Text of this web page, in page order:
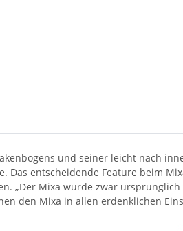
und seiner leicht nach
Das entscheidende Feature beim
„Der Mixa wurde zwar
den Mixa in allen erdenklichen